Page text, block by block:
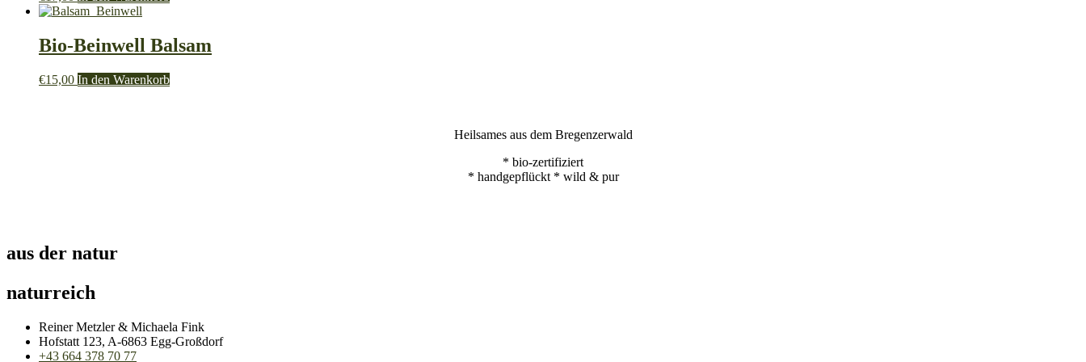
Bio-Beinwell Balsam
€15,00 In den Warenkorb
Heilsames aus dem Bregenzerwald
* bio-zertifiziert
* handgepflückt * wild & pur
aus der natur
naturreich
Reiner Metzler & Michaela Fink
Hofstatt 123, A-6863 Egg-Großdorf
+43 664 378 70 77